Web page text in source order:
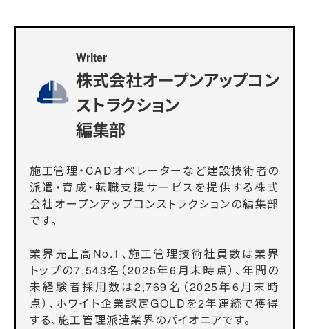
Writer
株式会社オープンアップコン
ストラクション
編集部
施工管理・CADオペレーターなど建設技術者の
派遣・育成・転職支援サービスを提供する株式
会社オープンアップコンストラクションの編集部
です。
業界売上高No.1、施工管理技術社員数は業界
トップの7,543名（2025年6月末時点）、年間の
未経験者採用数は2,769名（2025年6月末時
点）、ホワイト企業認定GOLDを2年連続で獲得
する、施工管理派遣業界のパイオニアです。